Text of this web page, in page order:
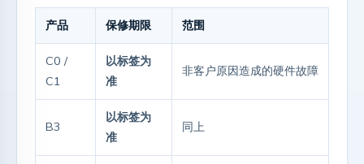
产品 保修期限 范围
C0 /
C1
以标签为
准
非客户原因造成的硬件故障
B3
以标签为
准
同上